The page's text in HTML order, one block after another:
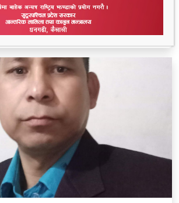
भलमन्सालाई सम्मानसहित कुर्सी